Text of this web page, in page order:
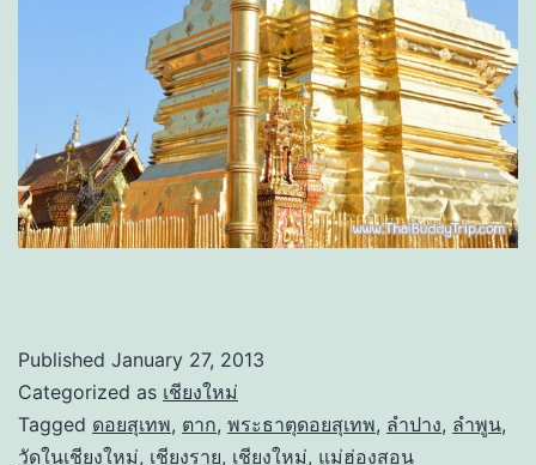
Published January 27, 2013
Categorized as เชียงใหม่
Tagged ดอยสุเทพ, ตาก, พระธาตุดอยสุเทพ, ลำปาง, ลำพูน,
วัดในเชียงใหม่, เชียงราย, เชียงใหม่, แม่ฮ่องสอน